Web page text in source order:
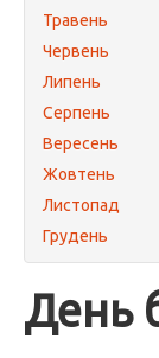
Травень
Червень
Липень
Серпень
Вересень
Жовтень
Листопад
Грудень
День